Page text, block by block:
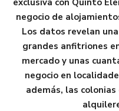
negocio de
Los datos revelan
grandes anfitriones
mercado y unas
negocio en
además, las